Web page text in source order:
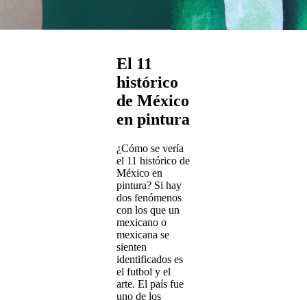
El 11
histórico
de México
en pintura
¿Cómo se vería
el 11 histórico de
México en
pintura? Si hay
dos fenómenos
con los que un
mexicano o
mexicana se
sienten
identificados es
el futbol y el
arte. El país fue
uno de los